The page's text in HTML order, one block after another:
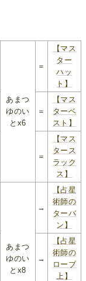
あまつ
ゆのい
とx6
＝
【マス
ター
ハッ
ト】
＝
【マス
ターベ
スト】
＝
【マス
タース
ラック
ス】
あまつ
ゆのい
とx8
→
【占星
術師の
ターバ
ン】
→
【占星
術師の
ローブ
上】